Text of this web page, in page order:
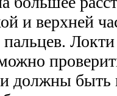
и верхней
должны быть